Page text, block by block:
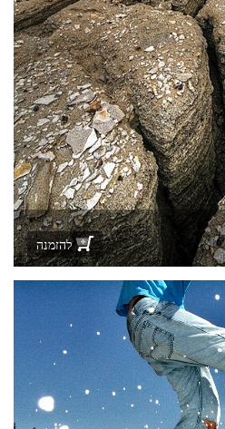
להזמנה